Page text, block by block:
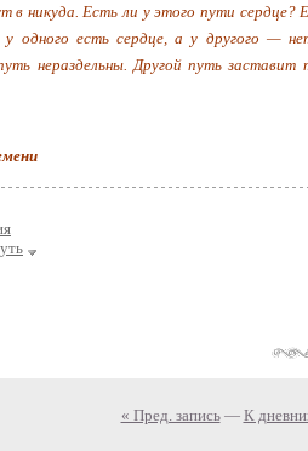
в никуда. Есть ли у этого пути
одного есть сердце, а у другого —
нераздельны. Другой путь
« Пред. запись— К